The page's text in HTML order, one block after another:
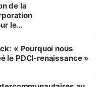
de la
le
« Pourquoi nous
le PDCI-renaissance »